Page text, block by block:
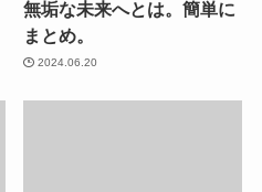
無垢な未来へとは。簡単に
まとめ。
2024.06.20